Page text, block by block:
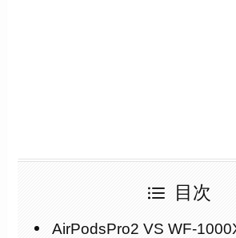
目次
AirPodsPro2 VS WF-